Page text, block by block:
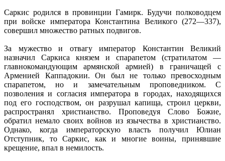
Саркис родился в провинции Гамирк. Будучи полководцем
при войске императора Константина Великого (272—337),
совершил множество ратных подвигов.
За мужество и отвагу император Константин Великий
назначил Саркиса князем и спарапетом (стратилатом —
главнокомандующим армянской армией) в граничащей с
Арменией Каппадокии. Он был не только превосходным
спарапетом, но и замечательным проповедником. С
позволения и согласия императора в городах, находящихся
под его господством, он разрушал капища, строил церкви,
распространял христианство. Проповедуя Слово Божие,
обратил немало своих войнов из язычества в христианство.
Однако, когда императорскую власть получил Юлиан
Отступник, то Саркис, как и многие воины, принявшие
крещение, впал в немилость.